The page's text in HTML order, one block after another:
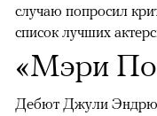
случаю попросил
список лучших
«Мэри
Дебют Джули